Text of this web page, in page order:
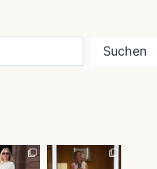
Suchen